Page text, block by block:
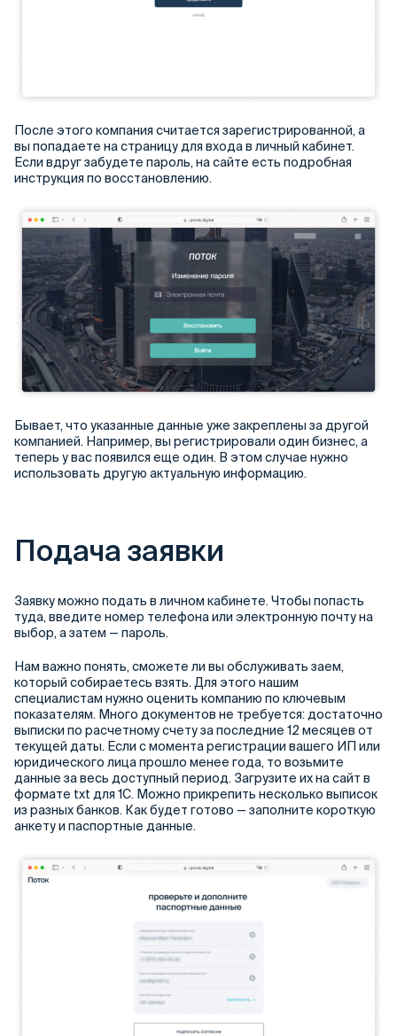
После этого компания считается зарегистрированной, а
вы попадаете на страницу для входа в личный кабинет.
Если вдруг забудете пароль, на сайте есть подробная
инструкция по восстановлению.
Бывает, что указанные данные уже закреплены за другой
компанией. Например, вы регистрировали один бизнес, а
теперь у вас появился еще один. В этом случае нужно
использовать другую актуальную информацию.
Подача заявки
Заявку можно подать в личном кабинете. Чтобы попасть
туда, введите номер телефона или электронную почту на
выбор, а затем — пароль.
Нам важно понять, сможете ли вы обслуживать заем,
который собираетесь взять. Для этого нашим
специалистам нужно оценить компанию по ключевым
показателям. Много документов не требуется: достаточно
выписки по расчетному счету за последние 12 месяцев от
текущей даты. Если с момента регистрации вашего ИП или
юридического лица прошло менее года, то возьмите
данные за весь доступный период. Загрузите их на сайт в
формате txt для 1С. Можно прикрепить несколько выписок
из разных банков. Как будет готово — заполните короткую
анкету и паспортные данные.